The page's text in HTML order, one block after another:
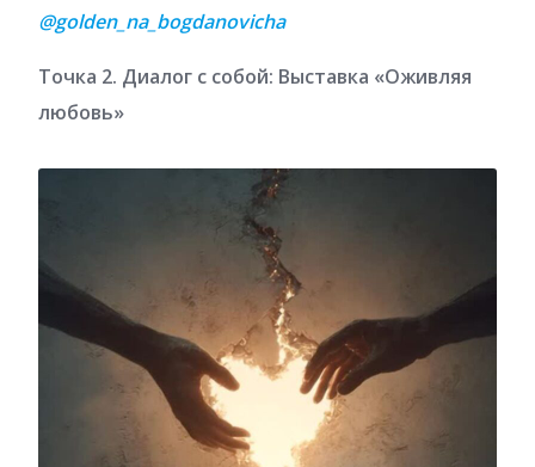
@golden_na_bogdanovicha
Точка 2. Диалог с собой: Выставка «Оживляя
любовь»